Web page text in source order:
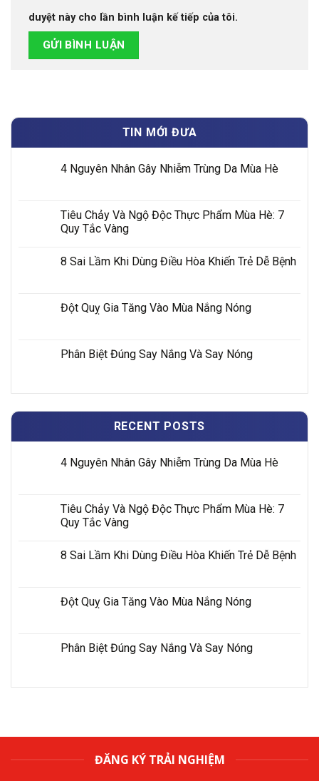
duyệt này cho lần bình luận kế tiếp của tôi.
TIN MỚI ĐƯA
4 Nguyên Nhân Gây Nhiễm Trùng Da Mùa Hè
Tiêu Chảy Và Ngộ Độc Thực Phẩm Mùa Hè: 7
Quy Tắc Vàng
8 Sai Lầm Khi Dùng Điều Hòa Khiến Trẻ Dễ Bệnh
Đột Quỵ Gia Tăng Vào Mùa Nắng Nóng
Phân Biệt Đúng Say Nắng Và Say Nóng
RECENT POSTS
4 Nguyên Nhân Gây Nhiễm Trùng Da Mùa Hè
Tiêu Chảy Và Ngộ Độc Thực Phẩm Mùa Hè: 7
Quy Tắc Vàng
8 Sai Lầm Khi Dùng Điều Hòa Khiến Trẻ Dễ Bệnh
Đột Quỵ Gia Tăng Vào Mùa Nắng Nóng
Phân Biệt Đúng Say Nắng Và Say Nóng
ĐĂNG KÝ TRẢI NGHIỆM